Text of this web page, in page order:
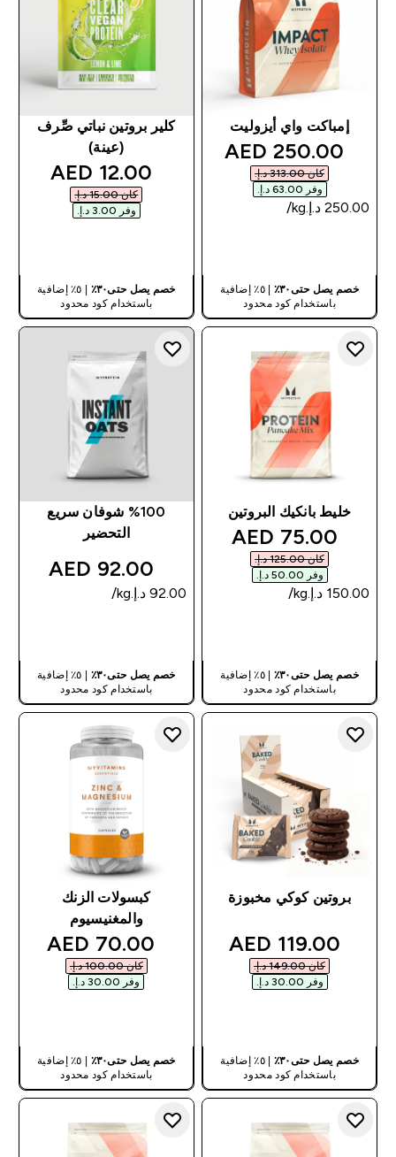
إمباكت واي أيزوليت
discounted price
250.00 AED‎
كان ‏313.00 د.إ.‏‎
وفر ‏63.00 د.إ.‏‎
خصم يصل حتى٣٠٪
| ٥٪ إضافية
باستخدام كود محدود
كلير بروتين نباتي صِّرف
(عينة)
price
12.00 AED‎
كان ‏15.00 د.إ.‏‎
وفر ‏3.00 د.إ.‏‎
خصم يصل حتى٣٠٪
| ٥٪ إضافية
باستخدام كود محدود
خليط بانكيك البروتين
discounted price
75.00 AED‎
كان ‏125.00 د.إ.‏‎
وفر ‏50.00 د.إ.‏‎
خصم يصل حتى٣٠٪
| ٥٪ إضافية
باستخدام كود محدود
%100 شوفان سريع
التحضير
92.00 AED‎
خصم يصل حتى٣٠٪
| ٥٪ إضافية
باستخدام كود محدود
بروتين كوكي مخبوزة
discounted price
119.00 AED‎
كان ‏149.00 د.إ.‏‎
وفر ‏30.00 د.إ.‏‎
خصم يصل حتى٣٠٪
| ٥٪ إضافية
باستخدام كود محدود
كبسولات الزنك
والمغنيسيوم
price
70.00 AED‎
كان ‏100.00 د.إ.‏‎
وفر ‏30.00 د.إ.‏‎
خصم يصل حتى٣٠٪
| ٥٪ إضافية
باستخدام كود محدود